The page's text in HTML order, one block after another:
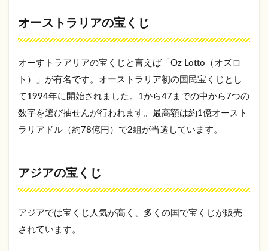
オーストラリアの宝くじ
オーすトラアリアの宝くじと言えば「Oz Lotto（オズロ
ト）」が有名です。オーストラリア初の国民宝くじとし
て1994年に開始されました。1から47までの中から7つの
数字を選び抽せんが行われます。最高額は約1億オースト
ラリアドル（約78億円）で2組が当選しています。
アジアの宝くじ
アジアでは宝くじ人気が高く、多くの国で宝くじが販売
されています。